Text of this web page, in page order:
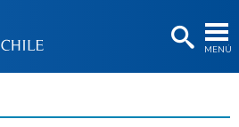
MENÚ
BIBLIOTECAS